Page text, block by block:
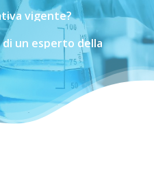
vigente?
di un esperto della